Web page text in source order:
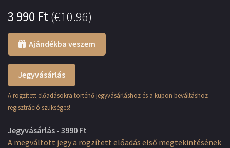
3 990 Ft(€10.96)
Ajándékba veszem
Jegyvásárlás
A rögzített előadásokra történő jegyvásárláshoz és a kupon beváltáshoz
regisztráció szükséges!
Jegyvásárlás - 3990 Ft
A megváltott jegy a rögzített előadás első megtekintésének